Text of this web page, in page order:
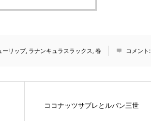
ーリップ, ラナンキュラスラックス,春 コメント:
ココナッツサブレとルパン三世